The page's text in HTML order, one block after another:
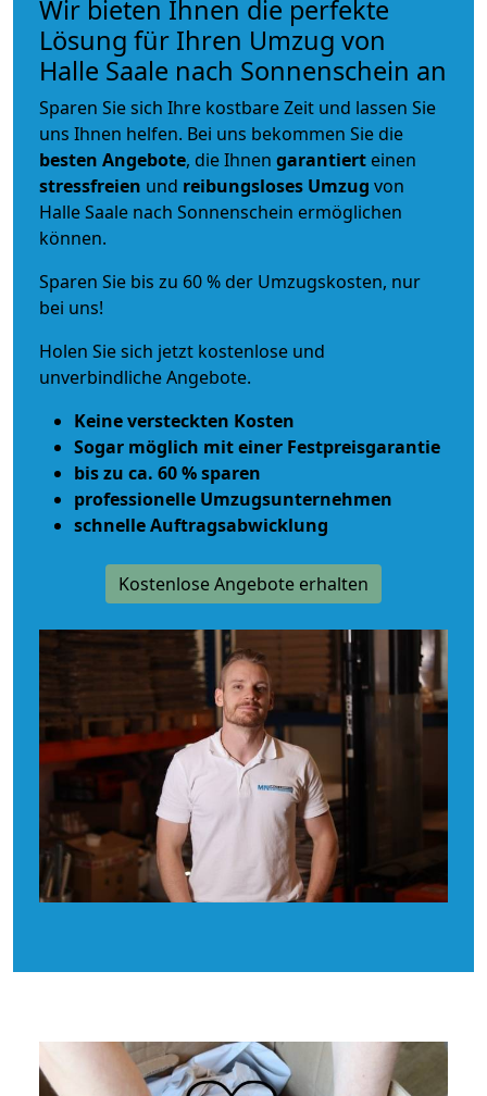
Wir bieten Ihnen die perfekte
Lösung für Ihren Umzug von
Halle Saale nach Sonnenschein an
Sparen Sie sich Ihre kostbare Zeit und lassen Sie
uns Ihnen helfen. Bei uns bekommen Sie die
besten Angebote, die Ihnen garantiert einen
stressfreien und reibungsloses Umzug von
Halle Saale nach Sonnenschein ermöglichen
können.
Sparen Sie bis zu 60 % der Umzugskosten, nur
bei uns!
Holen Sie sich jetzt kostenlose und
unverbindliche Angebote.
Keine versteckten Kosten
Sogar möglich mit einer Festpreisgarantie
bis zu ca. 60 % sparen
professionelle Umzugsunternehmen
schnelle Auftragsabwicklung
Kostenlose Angebote erhalten